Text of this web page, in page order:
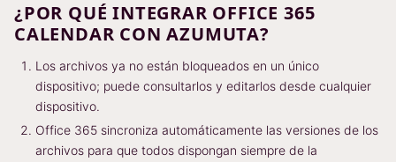
¿POR QUÉ INTEGRAR OFFICE 365
CALENDAR CON AZUMUTA?
Los archivos ya no están bloqueados en un único
dispositivo; puede consultarlos y editarlos desde cualquier
dispositivo.
Office 365 sincroniza automáticamente las versiones de los
archivos para que todos dispongan siempre de la